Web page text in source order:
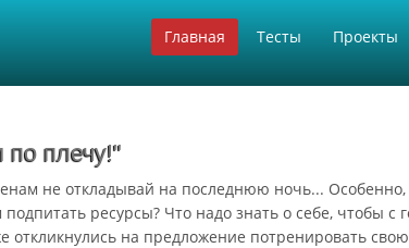
Главная Тесты Проекты
по плечу!"
не откладывай на последнюю ночь...
подпитать ресурсы? Что надо знать о себе, чтобы
откликнулись на предложение потренировать